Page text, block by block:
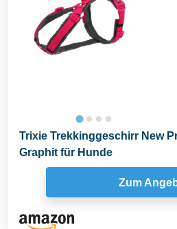
Trixie Trekkinggeschirr New
Graphit für Hunde
Zum